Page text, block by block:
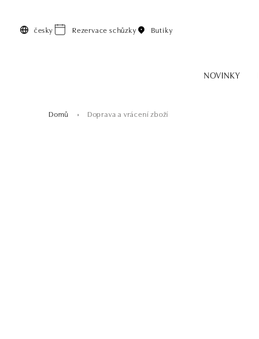
česky Rezervace schůzky Butiky
NOVINKY
Domů Doprava a vrácení zboží